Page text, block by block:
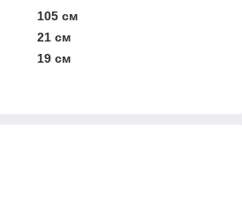
105 см
21 см
19 см